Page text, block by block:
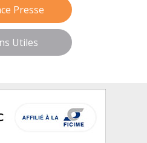
Presse
Utiles